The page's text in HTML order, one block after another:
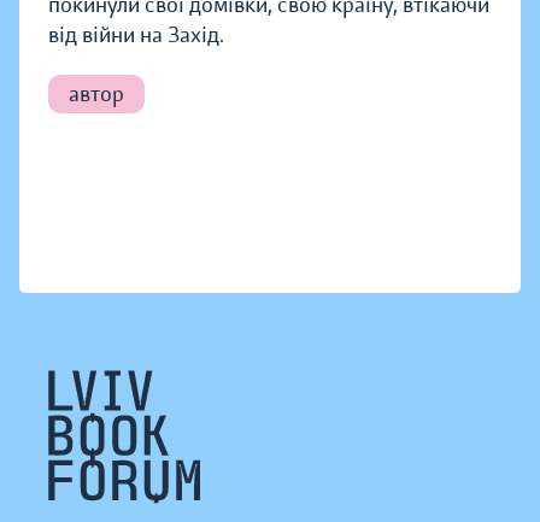
від війни на Захід.
автор